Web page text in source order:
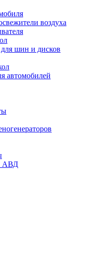
воздуха
шин и дисков
автомобилей
АВД